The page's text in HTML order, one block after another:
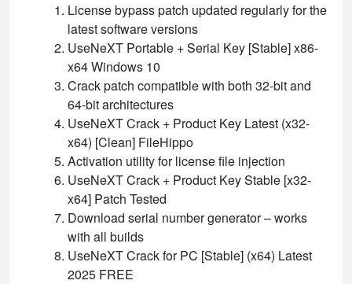
License bypass patch updated regularly for the
latest software versions
UseNeXT Portable + Serial Key [Stable] x86-
x64 Windows 10
Crack patch compatible with both 32-bit and
64-bit architectures
UseNeXT Crack + Product Key Latest (x32-
x64) [Clean] FileHippo
Activation utility for license file injection
UseNeXT Crack + Product Key Stable [x32-
x64] Patch Tested
Download serial number generator – works
with all builds
UseNeXT Crack for PC [Stable] (x64) Latest
2025 FREE